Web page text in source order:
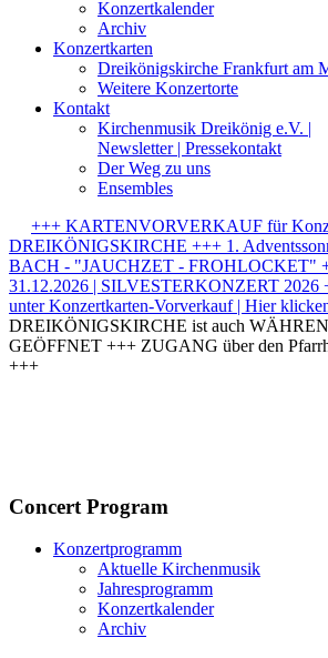
Konzertkalender
Archiv
Konzertkarten
Dreikönigskirche Frankfurt am
Weitere Konzertorte
Kontakt
Kirchenmusik Dreikönig e.V. |
Newsletter | Pressekontakt
Der Weg zu uns
Ensembles
+++ KARTENVORVERKAUF für
DREIKÖNIGSKIRCHE +++ 1.
BACH - "JAUCHZET - FROHLOCKET"
31.12.2026 | SILVESTERKONZERT 2026
unter Konzertkarten-Vorverkauf | Hier
DREIKÖNIGSKIRCHE ist auch
GEÖFFNET +++ ZUGANG über den
+++
Concert Program
Konzertprogramm
Aktuelle Kirchenmusik
Jahresprogramm
Konzertkalender
Archiv